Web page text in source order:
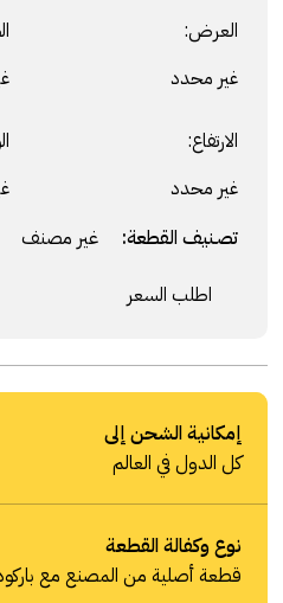
العرض:
غير محدد
الارتفاع:
غير محدد
تصنيف القطعة: غير مصنف
اطلب السعر
إمكانية الشحن إلى
كل الدول في العالم
نوع وكفالة القطعة
قطعة أصلية من المصنع مع